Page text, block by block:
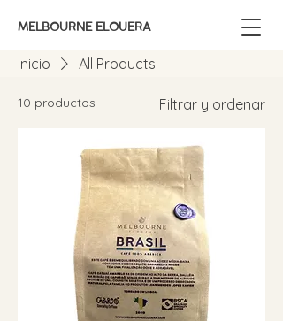
MELBOURNE ELOUERA
Inicio All Products
10 productos Filtrar y ordenar